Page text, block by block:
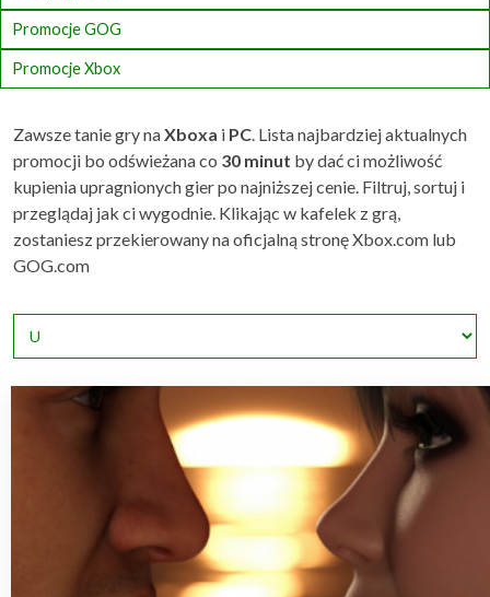
Promocje GOG
Promocje Xbox
Zawsze tanie gry naXboxa i PC . Lista najbardziej aktualnych
promocji bo odświeżana co 30 minut by dać ci możliwość
kupienia upragnionych gier po najniższej cenie. Filtruj, sortuj i
przeglądaj jak ci wygodnie. Klikając w kafelek z grą,
zostaniesz przekierowany na oficjalną stronę Xbox.com lub
GOG.com